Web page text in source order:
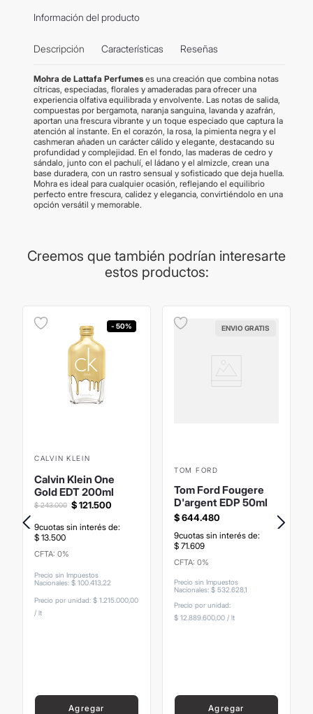
Información del producto
Descripción Características Reseñas
Mohra de Lattafa Perfumeses una creación que combina notas
cítricas, especiadas, florales y amaderadas para ofrecer una
experiencia olfativa equilibrada y envolvente. Las notas de salida,
compuestas por bergamota, naranja sanguina, lavanda y azafrán,
aportan una frescura vibrante y un toque especiado que captura la
atención al instante. En el corazón, la rosa, la pimienta negra y el
cashmeran añaden un carácter cálido y elegante, destacando su
profundidad y complejidad. En el fondo, las maderas de cedro y
sándalo, junto con el pachulí, el ládano y el almizcle, crean una
base duradera, con un rastro sensual y sofisticado que deja huella.
Mohra es ideal para cualquier ocasión, reflejando el equilibrio
perfecto entre frescura, calidez y elegancia, convirtiéndolo en una
opción versátil y memorable.
Creemos que también podrían interesarte
estos productos:
- 50%
CALVIN KLEIN
Calvin Klein One
Gold EDT 200ml
$121.500
$ 243.000
9cuotas sin interés de:
$ 13.500
CFTA: 0%
Precio sin Impuestos
Nacionales: $ 100.413,22
Precio por unidad: $ 1.215.000,00
/ lt
Agregar
ENVIO GRATIS
TOM FORD
Tom Ford Fougere
D'argent EDP 50ml
$644.480
9cuotas sin interés de:
$ 71.609
CFTA: 0%
Precio sin Impuestos
Nacionales: $ 532 6281
Precio por unidad:
$ 12.889.600,00 / lt
Agregar